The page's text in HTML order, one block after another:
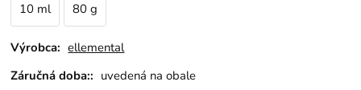
10 ml
80 g
Výrobca: ellemental
Záručná doba:: uvedená na obale